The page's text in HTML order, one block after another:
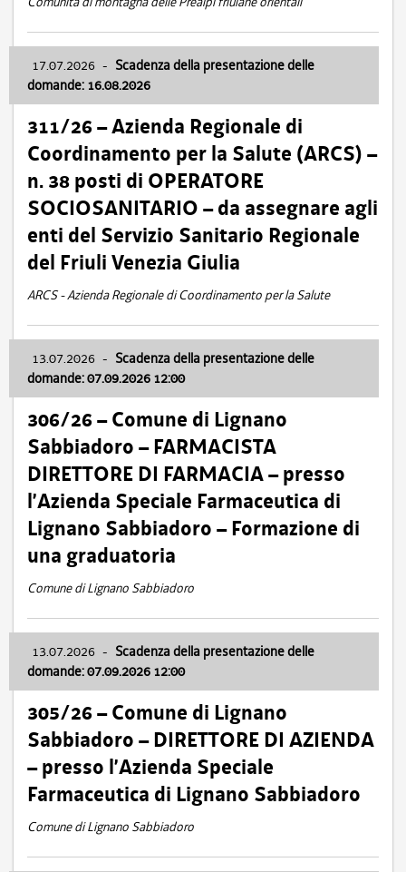
17.07.2026 - Scadenza della presentazione delle
domande: 16.08.2026
311/26 – Azienda Regionale di
Coordinamento per la Salute (ARCS) –
n. 38 posti di OPERATORE
SOCIOSANITARIO – da assegnare agli
enti del Servizio Sanitario Regionale
del Friuli Venezia Giulia
ARCS - Azienda Regionale di Coordinamento per la Salute
13.07.2026 - Scadenza della presentazione delle
domande: 07.09.2026 12:00
306/26 – Comune di Lignano
Sabbiadoro – FARMACISTA
DIRETTORE DI FARMACIA – presso
l’Azienda Speciale Farmaceutica di
Lignano Sabbiadoro – Formazione di
una graduatoria
Comune di Lignano Sabbiadoro
13.07.2026 - Scadenza della presentazione delle
domande: 07.09.2026 12:00
305/26 – Comune di Lignano
Sabbiadoro – DIRETTORE DI AZIENDA
– presso l’Azienda Speciale
Farmaceutica di Lignano Sabbiadoro
Comune di Lignano Sabbiadoro